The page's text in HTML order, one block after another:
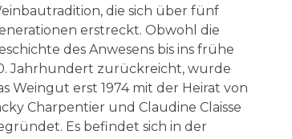
die sich über fünf
erstreckt. Obwohl die
des Anwesens bis ins frühe
Jahrhundert zurückreicht, wurde
Weingut erst 1974 mit der Heirat von
Charpentier und Claudine Claisse
Es befindet sich in der